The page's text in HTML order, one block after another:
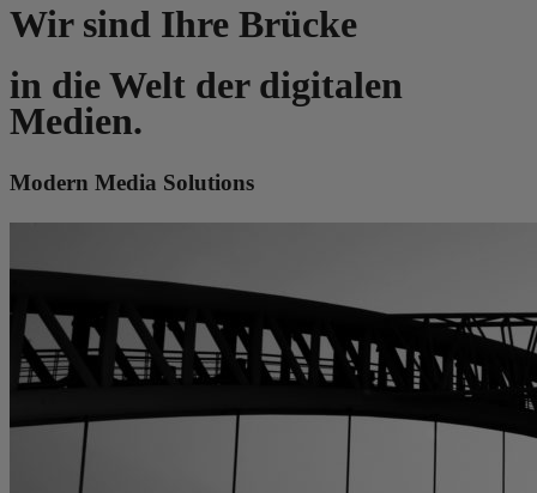
Wir sind Ihre Brücke
in die Welt der digitalen
Medien.
Modern Media Solutions